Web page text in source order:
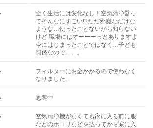
全く生活には変化なし！空気清浄器っ
てそんなにすごい!?ただ邪魔なだけな
ような…使ったことないから知らない
けど 職場にはずーーーっとありますよ
今にはじまったことではなく…子ども
関係なので。。。
フィルターにお金かかるので使わなく
なりました。
思案中
空気清浄機がなくても家に入る前に服
などのホコリなどを払ってから家に入